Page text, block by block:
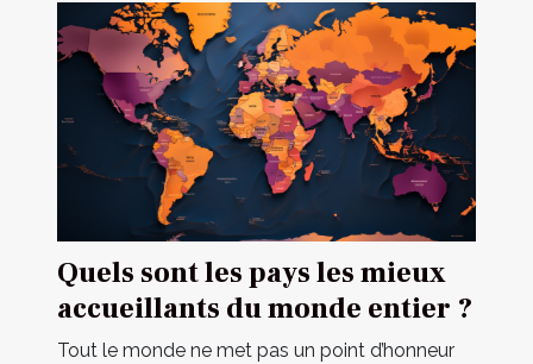
Quels sont les pays les mieux
accueillants du monde entier ?
Tout le monde ne met pas un point d’honneur